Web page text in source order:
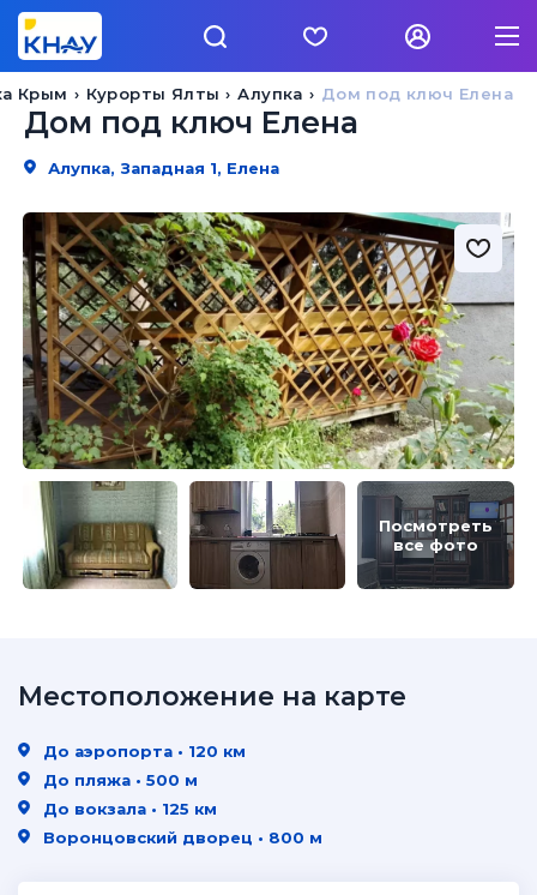
Дом под ключ Елена
Алупка
Курорты Ялты
Крым
Дом под ключ Елена
Алупка, Западная 1, Елена
Посмотреть
все фото
Местоположение на карте
До аэропорта • 120 км
До пляжа • 500 м
До вокзала • 125 км
Воронцовский дворец • 800 м